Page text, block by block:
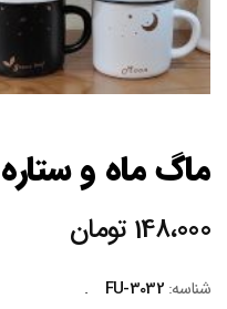
ماگ ماه و ستاره
148،000 تومان
شناسه:FU-3032